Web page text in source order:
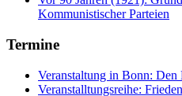
Kommunistischer Parteien
Termine
Veranstaltung in Bonn:
Veranstalltungsreihe: